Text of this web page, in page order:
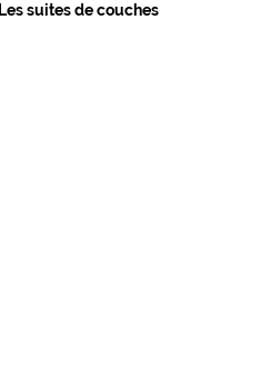
Les suites de couches